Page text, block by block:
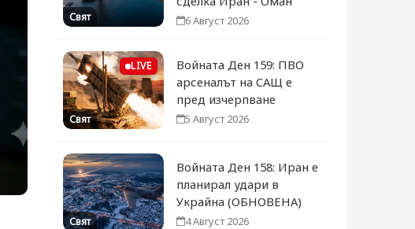
Свят 6 Август 2026
LIVE
Свят
Войната Ден 159: ПВО
арсеналът на САЩ е
пред изчерпване
5 Август 2026
Свят
Войната Ден 158: Иран е
планирал удари в
Украйна (ОБНОВЕНА)
4 Август 2026